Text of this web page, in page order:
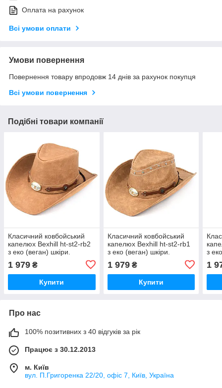
Оплата на рахунок
Всі умови оплати
Умови повернення
Повернення товару впродовж 14 днів за рахунок покупця
Всі умови повернення
Подібні товари компанії
Класичний ковбойський
капелюх Bexhill ht-st2-rb2
з еко (веган) шкіри.
1 979 ₴
Купити
Класичний ковбойський
капелюх Bexhill ht-st2-rb1
з еко (веган) шкіри.
1 979₴
Купити
з
1
Про нас
100% позитивних з 40 відгуків за рік
Працює з 30.12.2013
м. Київ
вул. П.Григоренка 22/20, офіс 7, Київ, Україна